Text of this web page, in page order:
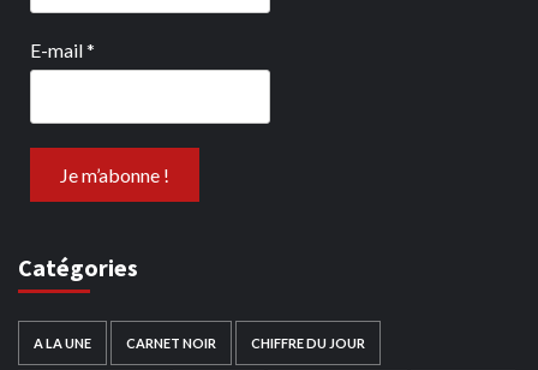
E-mail*
Catégories
A LA UNE CARNET NOIR CHIFFRE DU JOUR